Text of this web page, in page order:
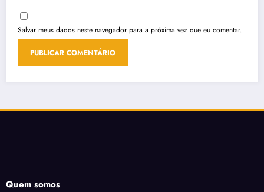
Salvar meus dados neste navegador para a próxima vez que eu comentar.
Quem somos